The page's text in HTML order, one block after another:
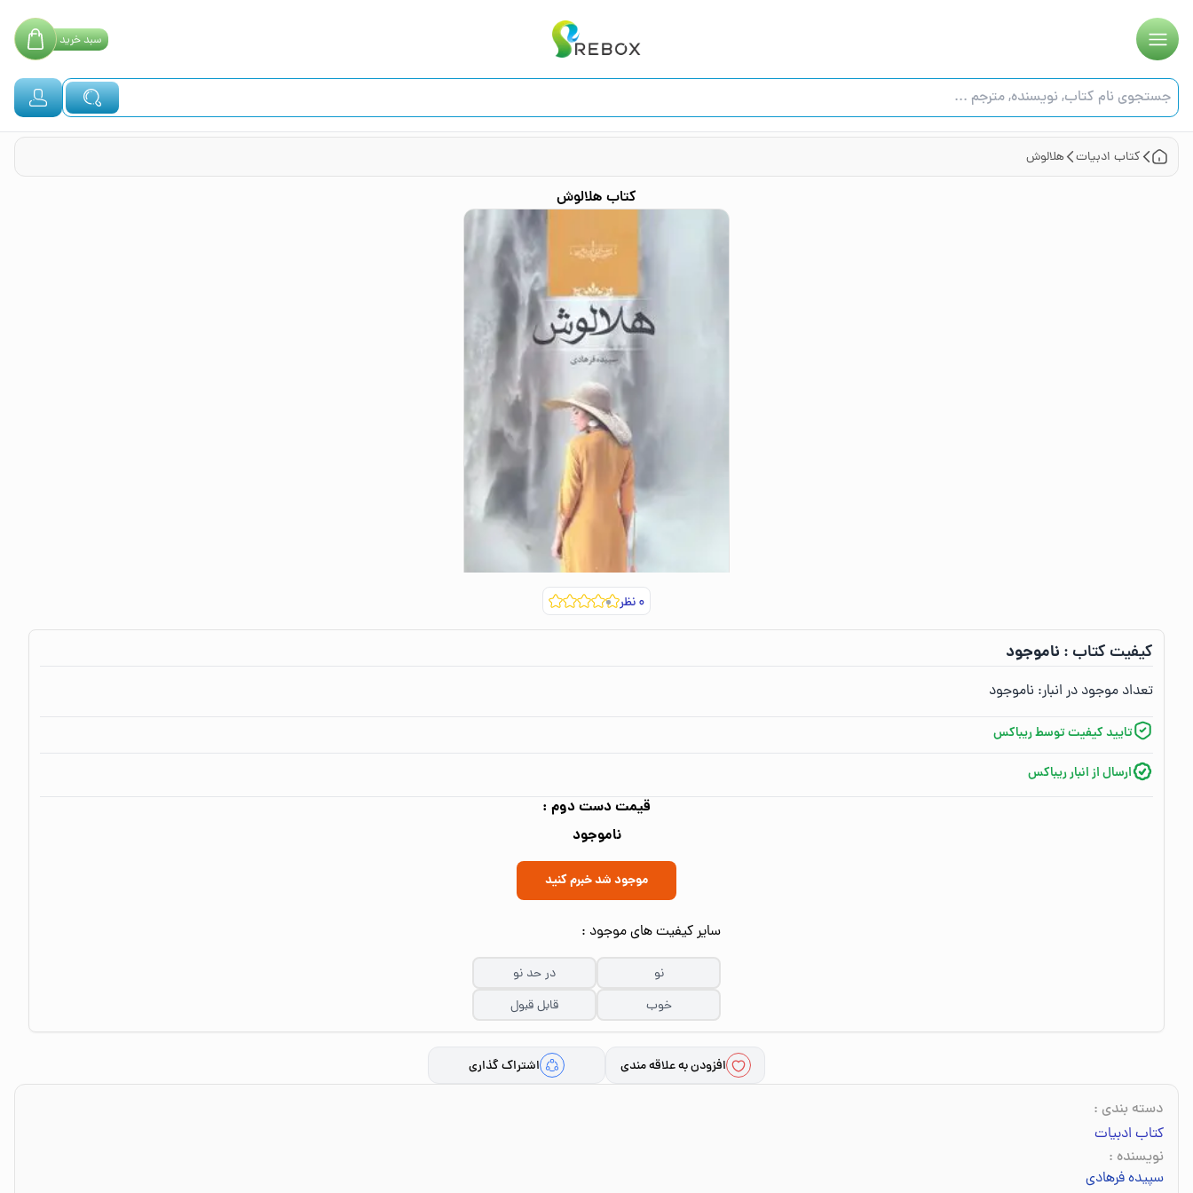
سبدخرید
کتاب ادبیات هلالوش
کتاب هلالوش
۰نظر
کیفیت کتاب :‌ ناموجود
تعداد موجود در انبار:‌ ناموجود
تایید کیفیت توسط ریباکس
ارسال از انبار ریباکس
قیمت دست دوم :
ناموجود
موجود شد خبرم کنید
سایر کیفیت های موجود :
نو
در حد نو
خوب
قابل قبول
افزودن به علاقه مندی اشتراک گذاری
دسته بندی :
کتاب ادبیات
نویسنده :
سپیده فرهادی